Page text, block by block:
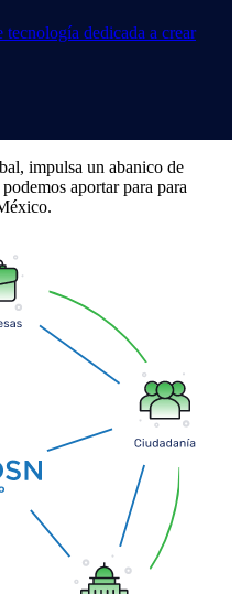
dedicada a crear
impulsa un abanico de
aportar para para